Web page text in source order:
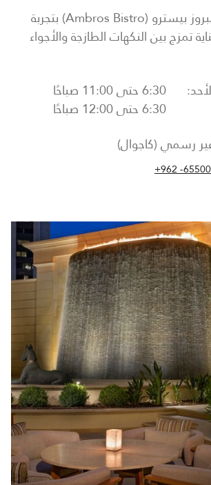
ابدأ يومك في آمبروز بيسترو (Ambros Bistro) بتجربة
تمزج بين النكهات الطازجة والأجواء
6:30 حتى 11:00 صباحًا
6:30 حتى 12:00 صباحًا
رسمي (كاجوال)
+962 -